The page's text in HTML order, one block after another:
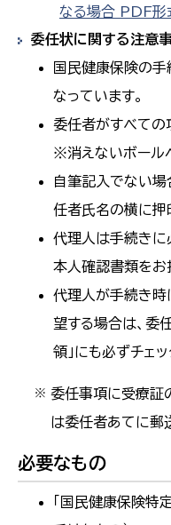
なる場合 PDF形
委任状に関する注意
国民健康保険の手
なっています。
委任者がすべての
※消えないボール
自筆記入でない場
任者氏名の横に押
代理人は手続きに
本人確認書類をお
代理人が手続き
望する場合は、委
領」にも必ずチェ
※ 委任事項に受療証
は委任者あてに郵
必要なもの
「国民健康保険特